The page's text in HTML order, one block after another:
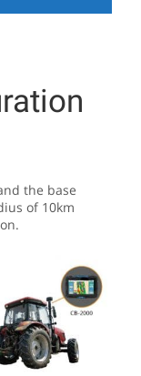
the base
of 10km